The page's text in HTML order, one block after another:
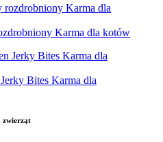
Karma dla kotów
Bites Karma dla
zwierząt